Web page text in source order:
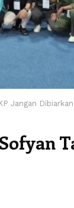
Jangan